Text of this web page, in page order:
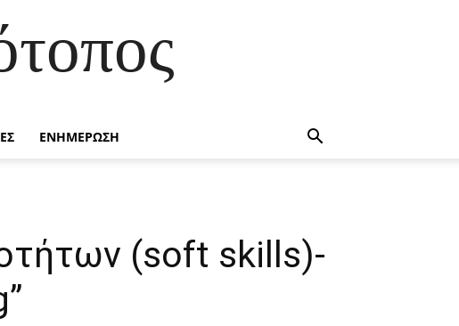
ΕΝΗΜΕΡΩΣΗ
(soft skills)-